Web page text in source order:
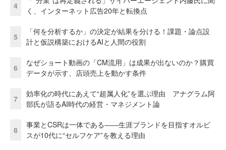
4
く、インターネット広告20年と転換点
5
「何を分析するか」の決定が結果を分ける！課題・論点設
計と仮説構築におけるAIと人間の役割
6
なぜショート動画の「CM流用」は成果が出ないのか？購買
データが示す、店頭売上を動かす条件
7
効率化の時代にあえて“超属人化”を選ぶ理由 アナグラム阿
部氏が語るAI時代の経営・マネジメント論
8
事業とCSRは一体である――生涯ブランドを目指すオルビ
スが10代に“セルフケア”を教える理由